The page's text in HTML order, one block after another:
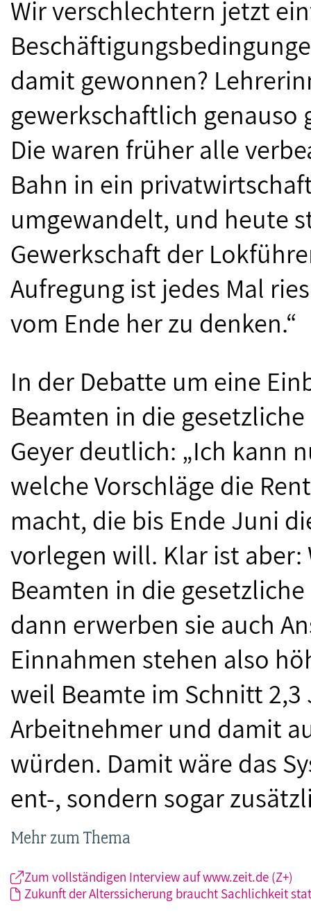
Wir verschlechtern jetzt
damit gewonnen?
gewerkschaftlich
Die waren früher alle
Bahn in ein
umgewandelt, und heute
Gewerkschaft der
Aufregung ist jedes Mal
vom Ende her zu denken.“
In der Debatte um eine
Beamten in die
Geyer deutlich: „Ich kann
welche Vorschläge die
macht, die bis Ende Juni
vorlegen will. Klar ist
Beamten in die
dann erwerben sie auch
Einnahmen stehen also
weil Beamte im Schnitt
Arbeitnehmer und damit
würden. Damit wäre das
ent-, sondern sogar
Mehr zum Thema
Zum vollständigen Interview auf www.zeit.de (Z+)
Zukunft der Alterssicherung braucht Sachlichkeit